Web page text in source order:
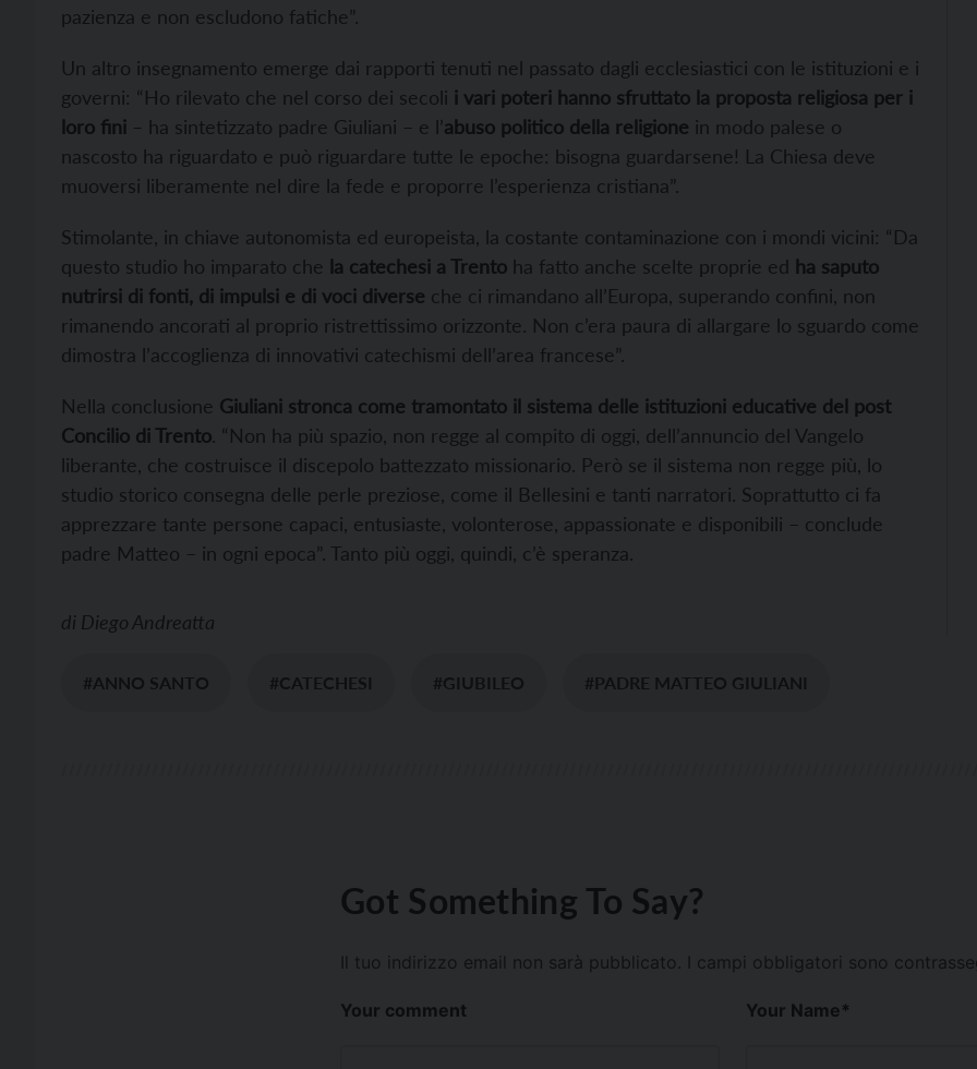
pazienza e non escludono fatiche”.
Un altro insegnamento emerge dai rapporti tenuti nel passato dagli ecclesiastici con le istituzioni e i
governi: “Ho rilevato che nel corso dei secoli i vari poteri hanno sfruttato la proposta religiosa per i
loro fini – ha sintetizzato padre Giuliani – e l’abuso politico della religione in modo palese o
nascosto ha riguardato e può riguardare tutte le epoche: bisogna guardarsene! La Chiesa deve
muoversi liberamente nel dire la fede e proporre l’esperienza cristiana”.
Stimolante, in chiave autonomista ed europeista, la costante contaminazione con i mondi vicini: “Da
questo studio ho imparato che la catechesi a Trento ha fatto anche scelte proprie ed ha saputo
nutrirsi di fonti, di impulsi e di voci diverse che ci rimandano all’Europa, superando confini, non
rimanendo ancorati al proprio ristrettissimo orizzonte. Non c’era paura di allargare lo sguardo come
dimostra l’accoglienza di innovativi catechismi dell’area francese”.
Nella conclusione Giuliani stronca come tramontato il sistema delle istituzioni educative del post
Concilio di Trento. “Non ha più spazio, non regge al compito di oggi, dell’annuncio del Vangelo
liberante, che costruisce il discepolo battezzato missionario. Però se il sistema non regge più, lo
studio storico consegna delle perle preziose, come il Bellesini e tanti narratori. Soprattutto ci fa
apprezzare tante persone capaci, entusiaste, volonterose, appassionate e disponibili – conclude
padre Matteo – in ogni epoca”. Tanto più oggi, quindi, c’è speranza.
di Diego Andreatta
#ANNO SANTO #CATECHESI #GIUBILEO #PADRE MATTEO GIULIANI
Got Something To Say?
Il tuo indirizzo email non sarà pubblicato. I campi obbligatori sono
Your comment Your Name*